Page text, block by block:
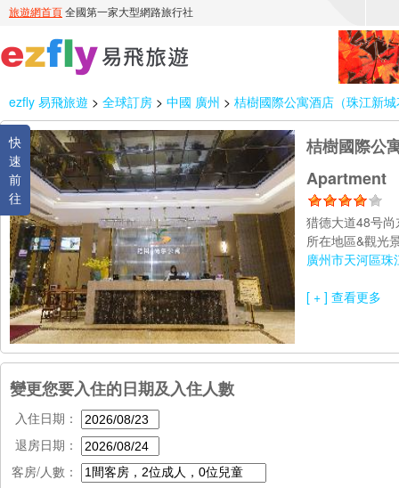
ezfly 易飛旅遊 > 全球訂房 > 中國 廣州 > 桔樹國際公寓酒店（珠江新
快
速
前
往
桔樹國際公
Apartment
猎德大道48号
所在地區&觀光
廣州市天河區
[ + ] 查看更多
變更您要入住的日期及入住人數
入住日期：
退房日期：
客房/人數：